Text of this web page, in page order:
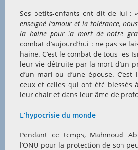
Ses petits-enfants ont dit de lui :
enseigné l’amour et la tolérance,
la haine pour la mort de notre
combat d’aujourd’hui : ne pas se
haine. C’est le combat de tous les
leur vie détruite par la mort d’un
d’un mari ou d’une épouse.
ceux et celles qui ont été blessés
leur chair et dans leur âme de
L’hypocrisie du monde
Pendant ce temps, Mahmoud
l’ONU pour la protection de son